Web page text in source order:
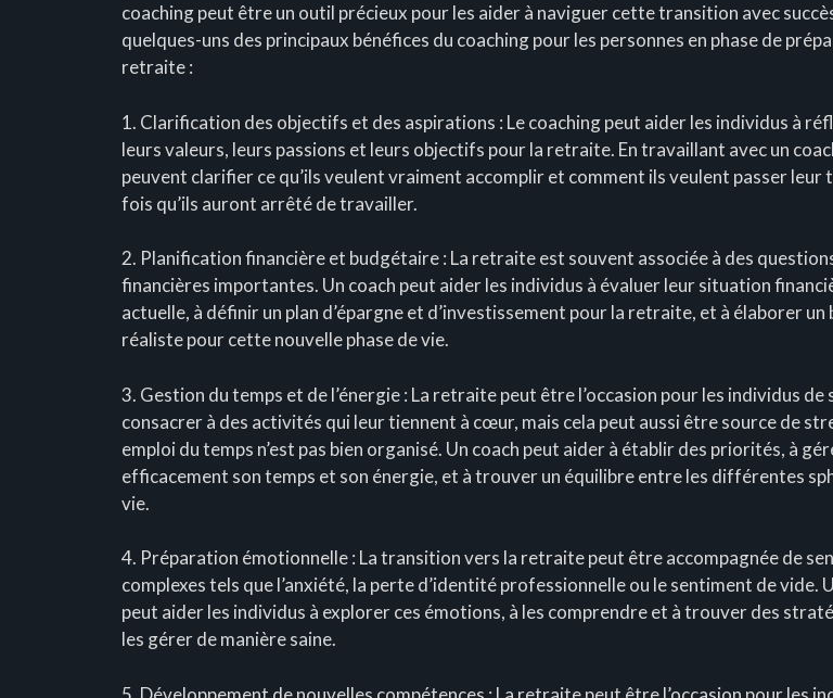
coaching peut être un outil précieux pour les aider à naviguer cette transition avec
quelques-uns des principaux bénéfices du coaching pour les personnes en phase de
retraite :
1. Clarification des objectifs et des aspirations : Le coaching peut aider les individus à
leurs valeurs, leurs passions et leurs objectifs pour la retraite. En travaillant avec un
peuvent clarifier ce qu’ils veulent vraiment accomplir et comment ils veulent passer leur
fois qu’ils auront arrêté de travailler.
2. Planification financière et budgétaire : La retraite est souvent associée à des
financières importantes. Un coach peut aider les individus à évaluer leur situation
actuelle, à définir un plan d’épargne et d’investissement pour la retraite, et à élaborer un
réaliste pour cette nouvelle phase de vie.
3. Gestion du temps et de l’énergie : La retraite peut être l’occasion pour les individus de
consacrer à des activités qui leur tiennent à cœur, mais cela peut aussi être source de
emploi du temps n’est pas bien organisé. Un coach peut aider à établir des priorités, à
efficacement son temps et son énergie, et à trouver un équilibre entre les différentes
vie.
4. Préparation émotionnelle : La transition vers la retraite peut être accompagnée de
complexes tels que l’anxiété, la perte d’identité professionnelle ou le sentiment de vide.
peut aider les individus à explorer ces émotions, à les comprendre et à trouver des
les gérer de manière saine.